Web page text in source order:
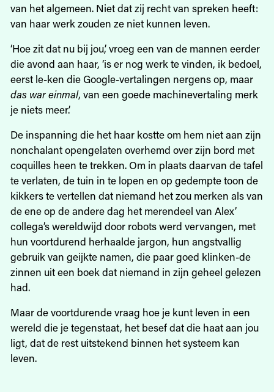
van het algemeen. Niet dat zij recht van spreken heeft:
van haar werk zouden ze niet kunnen leven.
‘Hoe zit dat nu bij jou,’ vroeg een van de mannen eerder
die avond aan haar, ‘is er nog werk te vinden, ik bedoel,
eerst le-ken die Google-vertalingen nergens op, maar
das war einmal, van een goede machinevertaling merk
je niets meer.’
De inspanning die het haar kostte om hem niet aan zijn
nonchalant opengelaten overhemd over zijn bord met
coquilles heen te trekken. Om in plaats daarvan de tafel
te verlaten, de tuin in te lopen en op gedempte toon de
kikkers te vertellen dat niemand het zou merken als van
de ene op de andere dag het merendeel van Alex’
collega’s wereldwijd door robots werd vervangen, met
hun voortdurend herhaalde jargon, hun angstvallig
gebruik van geijkte namen, die paar goed klinken-de
zinnen uit een boek dat niemand in zijn geheel gelezen
had.
Maar de voortdurende vraag hoe je kunt leven in een
wereld die je tegenstaat, het besef dat die haat aan jou
ligt, dat de rest uitstekend binnen het systeem kan
leven.